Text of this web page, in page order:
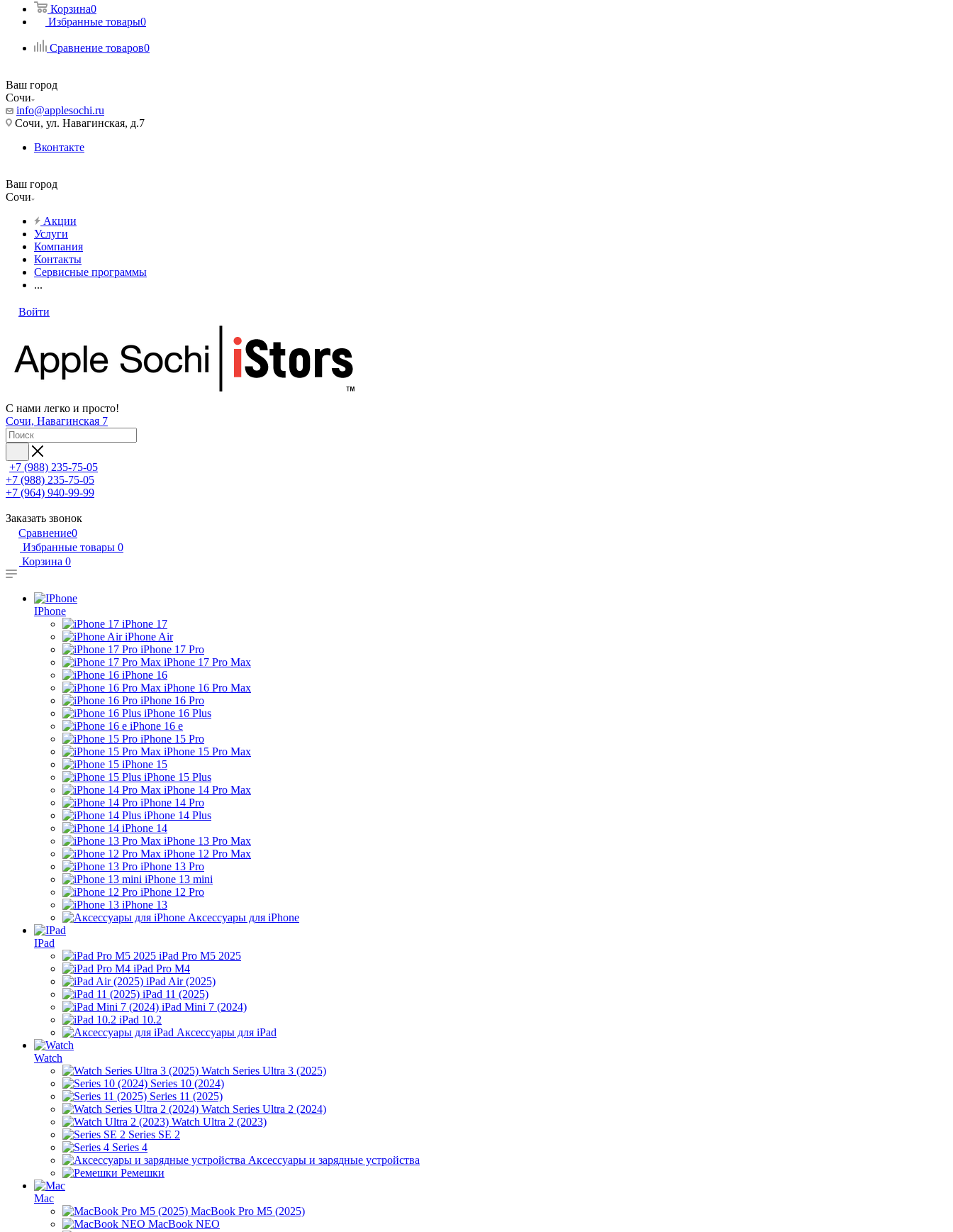
Корзина0
Избранные товары0
Сравнение товаров0
Ваш город
Сочи
info@applesochi.ru
Сочи, ул. Навагинская, д.7
Вконтакте
Ваш город
Сочи
Акции
Услуги
Компания
Контакты
Сервисные программы
...
Войти
С нами легко и просто!
Сочи, Навагинская 7
+7 (988) 235-75-05
+7 (988) 235-75-05
+7 (964) 940-99-99
Заказать звонок
Сравнение0
Избранные товары 0
Корзина 0
IPhone
iPhone 17
iPhone Air
iPhone 17 Pro
iPhone 17 Pro Max
iPhone 16
iPhone 16 Pro Max
iPhone 16 Pro
iPhone 16 Plus
iPhone 16 e
iPhone 15 Pro
iPhone 15 Pro Max
iPhone 15
iPhone 15 Plus
iPhone 14 Pro Max
iPhone 14 Pro
iPhone 14 Plus
iPhone 14
iPhone 13 Pro Max
iPhone 12 Pro Max
iPhone 13 Pro
iPhone 13 mini
iPhone 12 Pro
iPhone 13
Аксессуары для iPhone
IPad
iPad Pro M5 2025
iPad Pro M4
iPad Air (2025)
iPad 11 (2025)
iPad Mini 7 (2024)
iPad 10.2
Аксессуары для iPad
Watch
Watch Series Ultra 3 (2025)
Series 10 (2024)
Series 11 (2025)
Watch Series Ultra 2 (2024)
Watch Ultra 2 (2023)
Series SE 2
Series 4
Аксессуары и зарядные устройства
Ремешки
Mac
MacBook Pro M5 (2025)
MacBook NEO